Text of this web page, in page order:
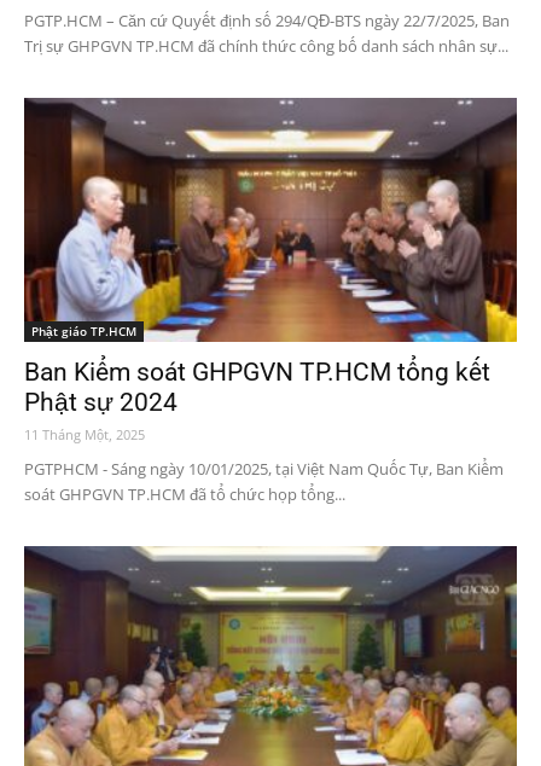
PGTP.HCM – Căn cứ Quyết định số 294/QĐ-BTS ngày 22/7/2025, Ban
Trị sự GHPGVN TP.HCM đã chính thức công bố danh sách nhân sự...
Phật giáo TP.HCM
Ban Kiểm soát GHPGVN TP.HCM tổng kết
Phật sự 2024
11 Tháng Một, 2025
PGTPHCM - Sáng ngày 10/01/2025, tại Việt Nam Quốc Tự, Ban Kiểm
soát GHPGVN TP.HCM đã tổ chức họp tổng...